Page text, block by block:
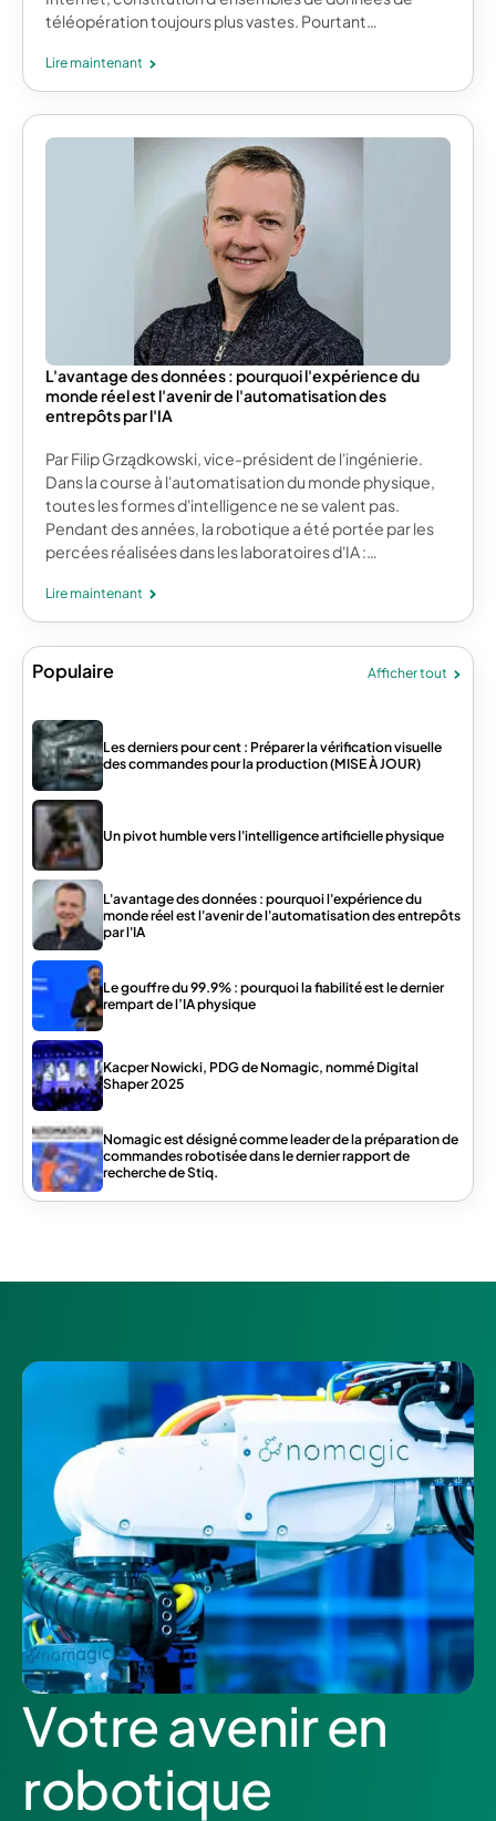
téléopération toujours plus vastes. Pourtant…
Lire maintenant
L'avantage des données : pourquoi l'expérience du
monde réel est l'avenir de l'automatisation des
entrepôts par l'IA
Par Filip Grządkowski, vice-président de l'ingénierie.
Dans la course à l'automatisation du monde physique,
toutes les formes d'intelligence ne se valent pas.
Pendant des années, la robotique a été portée par les
percées réalisées dans les laboratoires d'IA :…
Lire maintenant
Populaire Afficher tout
Les derniers pour cent : Préparer la vérification visuelle
des commandes pour la production (MISE À JOUR)
Un pivot humble vers l'intelligence artificielle physique
L'avantage des données : pourquoi l'expérience du
monde réel est l'avenir de l'automatisation des entrepôts
par l'IA
Le gouffre du 99.9% : pourquoi la fiabilité est le dernier
rempart de l’IA physique
Kacper Nowicki, PDG de Nomagic, nommé Digital
Shaper 2025
Nomagic est désigné comme leader de la préparation de
commandes robotisée dans le dernier rapport de
recherche de Stiq.
Votre avenir en
robotique